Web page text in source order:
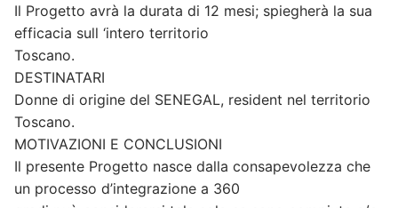
Il Progetto avrà la durata di 12 mesi; spiegherà la sua
efficacia sull ‘intero territorio
Toscano.
DESTINATARI
Donne di origine del SENEGAL, resident nel territorio
Toscano.
MOTIVAZIONI E CONCLUSIONI
Il presente Progetto nasce dalla consapevolezza che
un processo d’integrazione a 360